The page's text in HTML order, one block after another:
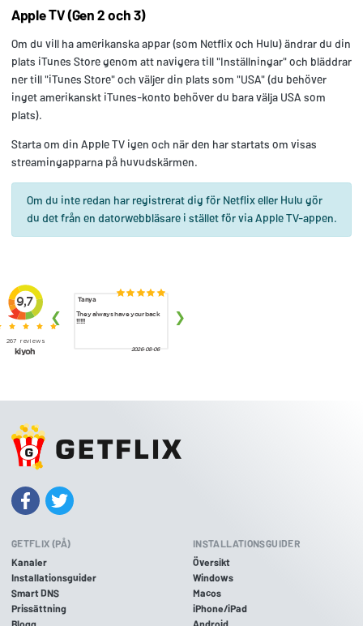
Apple TV (Gen 2 och 3)
Om du vill ha amerikanska appar (som Netflix och Hulu) ändrar du din
plats iTunes Store genom att navigera till "Inställningar" och bläddrar
ner till "iTunes Store" och väljer din plats som "USA" (du behöver
inget amerikanskt iTunes-konto behöver du bara välja USA som
plats).
Starta om din Apple TV igen och när den har startats om visas
streamingapparna på huvudskärmen.
Om du inte redan har registrerat dig för Netflix eller Hulu gör
du det från en datorwebbläsare i stället för via Apple TV-appen.
GETFLIX (PÅ)
Kanaler
Installationsguider
Smart DNS
Prissättning
Blogg
INSTALLATIONSGUIDER
Översikt
Windows
Macos
iPhone/iPad
Android